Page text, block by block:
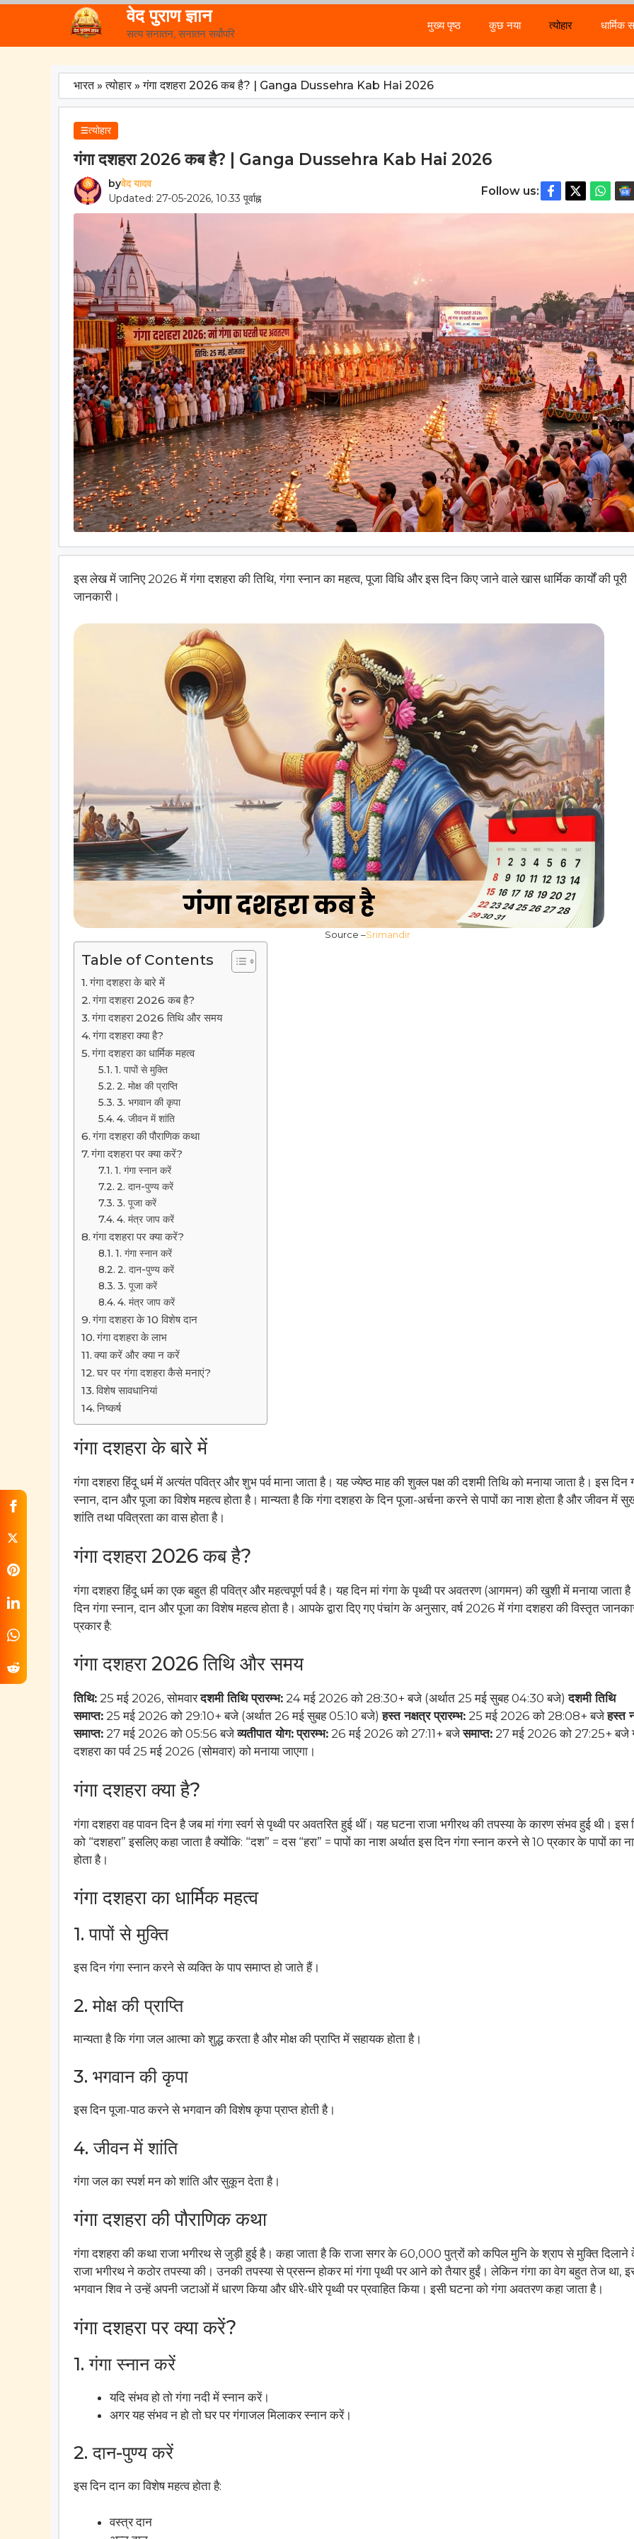
Skip
content
वेद पुराण ज्ञान
सत्य सनातन, सनातन सर्वोपरि
मुख्य पृष्ठ कुछ नया त्योहार धार्मिक
भारत»त्योहार »गंगा दशहरा 2026 कब है? | Ganga Dussehra Kab Hai 2026
त्योहार
गंगा दशहरा 2026 कब है? | Ganga Dussehra Kab Hai 2026
byवेद यादव
Updated: 27-05-2026, 10.33 पूर्वाह्न
Follow us:
इस लेख में जानिए 2026 में गंगा दशहरा की तिथि, गंगा स्नान का महत्व, पूजा विधि और इस दिन किए जाने वाले खास धार्मिक कार्यों की पूरी
जानकारी।
Source –Srimandir
Table of Contents
गंगा दशहरा के बारे में
गंगा दशहरा 2026 कब है?
गंगा दशहरा 2026 तिथि और समय
गंगा दशहरा क्या है?
गंगा दशहरा का धार्मिक महत्व
1. पापों से मुक्ति
2. मोक्ष की प्राप्ति
3. भगवान की कृपा
4. जीवन में शांति
गंगा दशहरा की पौराणिक कथा
गंगा दशहरा पर क्या करें?
1. गंगा स्नान करें
2. दान-पुण्य करें
3. पूजा करें
4. मंत्र जाप करें
गंगा दशहरा पर क्या करें?
1. गंगा स्नान करें
2. दान-पुण्य करें
3. पूजा करें
4. मंत्र जाप करें
गंगा दशहरा के 10 विशेष दान
गंगा दशहरा के लाभ
क्या करें और क्या न करें
घर पर गंगा दशहरा कैसे मनाएं?
विशेष सावधानियां
निष्कर्ष
गंगा दशहरा के बारे में
गंगा दशहरा हिंदू धर्म में अत्यंत पवित्र और शुभ पर्व माना जाता है। यह ज्येष्ठ माह की शुक्ल पक्ष की दशमी तिथि को मनाया जाता है। इस दिन
स्नान, दान और पूजा का विशेष महत्व होता है। मान्यता है कि गंगा दशहरा के दिन पूजा-अर्चना करने से पापों का नाश होता है और जीवन में
शांति तथा पवित्रता का वास होता है।
गंगा दशहरा 2026 कब है?
गंगा दशहरा हिंदू धर्म का एक बहुत ही पवित्र और महत्वपूर्ण पर्व है। यह दिन मां गंगा के पृथ्वी पर अवतरण (आगमन) की खुशी में मनाया जाता
दिन गंगा स्नान, दान और पूजा का विशेष महत्व होता है। आपके द्वारा दिए गए पंचांग के अनुसार, वर्ष 2026 में गंगा दशहरा की विस्तृत
प्रकार है:
गंगा दशहरा 2026 तिथि और समय
तिथि: 25 मई 2026, सोमवारदशमी तिथि प्रारम्भ: 24 मई 2026 को 28:30+ बजे (अर्थात 25 मई सुबह 04:30 बजे)दशमी तिथि
समाप्त: 25 मई 2026 को 29:10+ बजे (अर्थात 26 मई सुबह 05:10 बजे)हस्त नक्षत्र प्रारम्भ: 25 मई 2026 को 28:08+ बजेहस्त
समाप्त: 27 मई 2026 को 05:56 बजेव्यतीपात योग: प्रारम्भ: 26 मई 2026 को 27:11+ बजेसमाप्त: 27 मई 2026 को 27:25+ बजे
दशहरा का पर्व 25 मई 2026 (सोमवार) को मनाया जाएगा।
गंगा दशहरा क्या है?
गंगा दशहरा वह पावन दिन है जब मां गंगा स्वर्ग से पृथ्वी पर अवतरित हुई थीं। यह घटना राजा भगीरथ की तपस्या के कारण संभव हुई थी। इस
को “दशहरा” इसलिए कहा जाता है क्योंकि: “दश” = दस “हरा” = पापों का नाश अर्थात इस दिन गंगा स्नान करने से 10 प्रकार के पापों का
होता है।
गंगा दशहरा का धार्मिक महत्व
1. पापों से मुक्ति
इस दिन गंगा स्नान करने से व्यक्ति के पाप समाप्त हो जाते हैं।
2. मोक्ष की प्राप्ति
मान्यता है कि गंगा जल आत्मा को शुद्ध करता है और मोक्ष की प्राप्ति में सहायक होता है।
3. भगवान की कृपा
इस दिन पूजा-पाठ करने से भगवान की विशेष कृपा प्राप्त होती है।
4. जीवन में शांति
गंगा जल का स्पर्श मन को शांति और सुकून देता है।
गंगा दशहरा की पौराणिक कथा
गंगा दशहरा की कथा राजा भगीरथ से जुड़ी हुई है। कहा जाता है कि राजा सगर के 60,000 पुत्रों को कपिल मुनि के श्राप से मुक्ति दिलाने
राजा भगीरथ ने कठोर तपस्या की। उनकी तपस्या से प्रसन्न होकर मां गंगा पृथ्वी पर आने को तैयार हुईं। लेकिन गंगा का वेग बहुत तेज था,
भगवान शिव ने उन्हें अपनी जटाओं में धारण किया और धीरे-धीरे पृथ्वी पर प्रवाहित किया। इसी घटना को गंगा अवतरण कहा जाता है।
गंगा दशहरा पर क्या करें?
1. गंगा स्नान करें
यदि संभव हो तो गंगा नदी में स्नान करें।
अगर यह संभव न हो तो घर पर गंगाजल मिलाकर स्नान करें।
2. दान-पुण्य करें
इस दिन दान का विशेष महत्व होता है:
वस्त्र दान